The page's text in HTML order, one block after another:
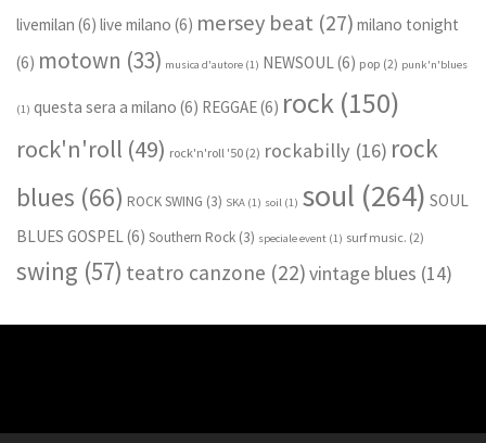
livemilan (6) live milano (6) mersey beat (27) milano tonight
(6) motown (33) musica d'autore (1) NEWSOUL (6) pop (2) punk'n'blues
(1) questa sera a milano (6) REGGAE(6) rock (150)
rock'n'roll (49) rock'n'roll '50 (2) rockabilly (16) rock
blues (66) ROCK SWING (3) SKA (1) soil (1) soul (264) SOUL
BLUES GOSPEL (6) Southern Rock (3) speciale event (1) surf music. (2)
swing (57) teatro canzone (22)vintage blues (14)